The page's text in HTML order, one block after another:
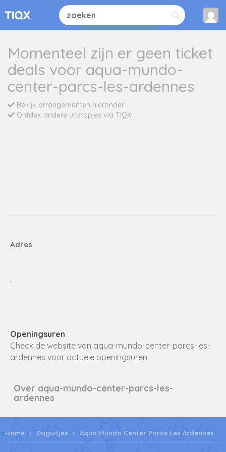
Momenteel zijn er geen ticket
deals voor aqua-mundo-
center-parcs-les-ardennes
Bekijk arrangementen hieronder
Ontdek andere uitstapjes via TIQX
Adres
,
Openingsuren
Check de website van aqua-mundo-center-parcs-les-
ardennes voor actuele openingsuren.
Over aqua-mundo-center-parcs-les-
ardennes
Home Daguitjes Aqua Mundo Center Parcs Les Ardennes